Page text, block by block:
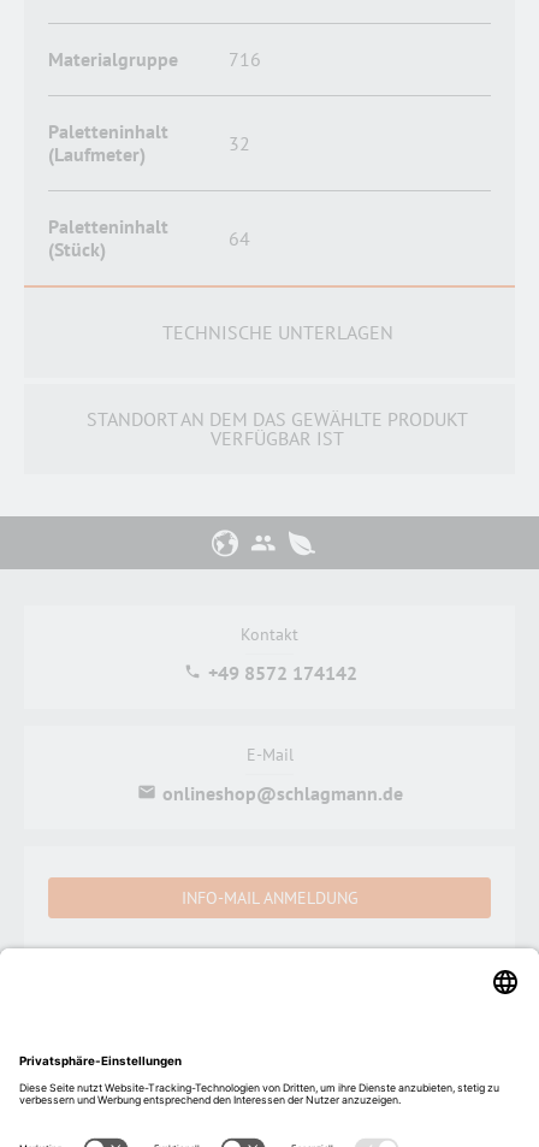
Materialgruppe 716
Paletteninhalt
(Laufmeter)
32
Paletteninhalt
(Stück)
64
TECHNISCHE UNTERLAGEN
STANDORT AN DEM DAS GEWÄHLTE PRODUKT
VERFÜGBAR IST
Kontakt
+49 8572 174142
E-Mail
onlineshop@schlagmann.de
INFO-MAIL ANMELDUNG